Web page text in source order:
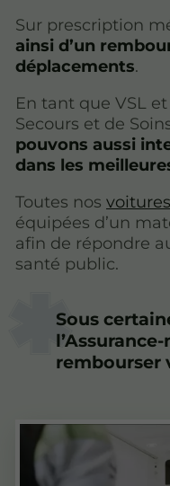
Sur prescription
ainsi d’un
déplacements.
En tant que VSL
Secours et de
pouvons aussi
dans les
Toutes nosvoitures
équipées d’un
afin de répondre
santé public.
Sous
rembourser